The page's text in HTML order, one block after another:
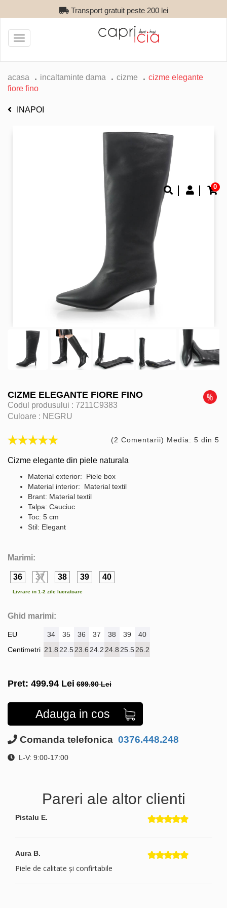
Transport gratuit peste 200 lei
0
Toggle
navigation
acasa incaltaminte dama cizme
cizme elegante
fiore fino
INAPOI
CIZME ELEGANTE FIORE FINO
Codul produsului : 7211C9383
Culoare : NEGRU
(2 Comentarii) Media: 5 din 5
Cizme elegante din piele naturala
Material exterior: Piele box
Material interior: Material textil
Brant: Material textil
Talpa: Cauciuc
Toc: 5 cm
Stil: Elegant
Marimi:
36 37 38 39 40
Livrare in 1-2 zile lucratoare
Ghid marimi:
EU
Centimetri
34 35 36 37 38 39
40
21.8 22.523.6 24.2 24.8 25.526.2
Pret: 499.94 Lei 699.90 Lei
Adauga in cos
Comanda telefonica 0376.448.248
L-V: 9:00-17:00
Pareri ale altor clienti
Pistalu E.
Aura B.
Piele de calitate și confirtabile